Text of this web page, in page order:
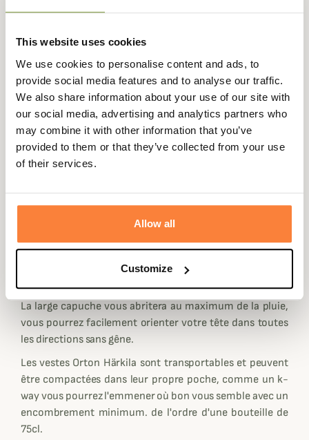
This website uses cookies
We use cookies to personalise content and ads, to
provide social media features and to analyse our traffic.
We also share information about your use of our site with
our social media, advertising and analytics partners who
may combine it with other information that you’ve
provided to them or that they’ve collected from your use
of their services.
Allow all
Customize
Disposant d'une coupe droite, les vestes Orton Härkila
veste de poste, pour vous garantir une étancheité et un
confort optimal.
Les vêtements étanches Orton Femme disposent de la
dernière membrane devellopée par Härkila, la HWS
(Härkila Weather System), c'est une membrane de
technologie 2 couches vous offrant une superbe
respirabilité et une étanchéité totale.
Orton Femme en toutes saisons, aussi bien par fortes
températures que lorsque l'hiver est présent.
apporteront douceur et chaleur. 2 grandes poches plus
bas vous permettront d'y mettre vos accessoires ou vos
La large capuche vous abritera au maximum de la pluie,
vous pourrez facilement orienter votre tête dans toutes
les directions sans gêne.
Les vestes Orton Härkila sont transportables et peuvent
être compactées dans leur propre poche, comme un k-
way vous pourrez l'emmener où bon vous semble avec un
encombrement minimum. de l'ordre d'une bouteille de
75cl.